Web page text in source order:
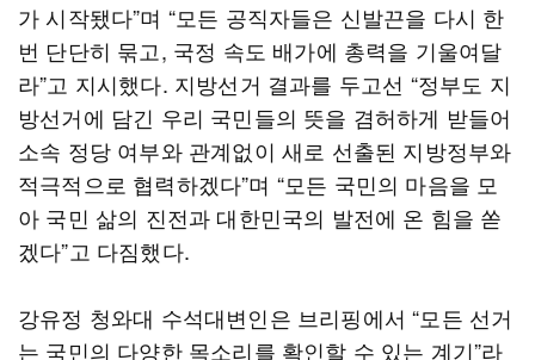
가 시작됐다”며 “모든 공직자들은 신발끈을 다시 한
번 단단히 묶고, 국정 속도 배가에 총력을 기울여달
라”고 지시했다. 지방선거 결과를 두고선 “정부도 지
방선거에 담긴 우리 국민들의 뜻을 겸허하게 받들어
소속 정당 여부와 관계없이 새로 선출된 지방정부와
적극적으로 협력하겠다”며 “모든 국민의 마음을 모
아 국민 삶의 진전과 대한민국의 발전에 온 힘을 쏟
겠다”고 다짐했다.
강유정 청와대 수석대변인은 브리핑에서 “모든 선거
는 국민의 다양한 목소리를 확인할 수 있는 계기”라